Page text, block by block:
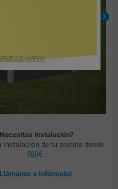
chevron_right
Instalación?
instalación de tu piscina desde
580€
e infórmate!
DE NUEVO.